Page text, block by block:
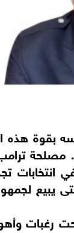
بقوة هذه
مصلحة
يبيع
رغبات